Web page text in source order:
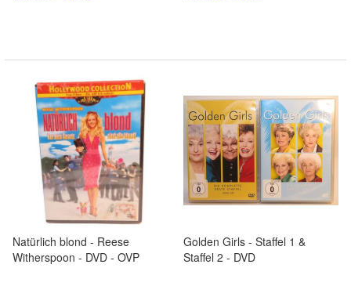
Natürlich blond - Reese
Witherspoon - DVD - OVP
Golden Girls - Staffel 1 &
Staffel 2 - DVD